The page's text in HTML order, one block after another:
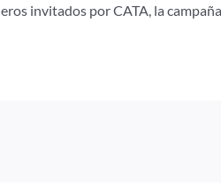
invitados por CATA, la